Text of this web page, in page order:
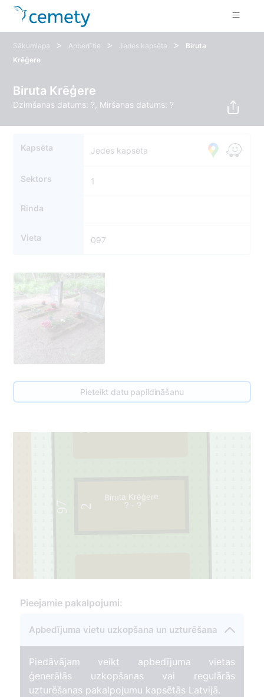
Sākumlapa > Apbedītie > Jedes kapsēta >
Biruta
Krēģere
Biruta Krēģere
Dzimšanas datums: ?, Miršanas datums: ?
Kapsēta Jedes kapsēta
Sektors 1
Rinda
Vieta 097
Pieteikt datu papildināšanu
97 2
Biruta Krēģere
? - ?
Pieejamie pakalpojumi:
Apbedījuma vietu uzkopšana un uzturēšana
Piedāvājam veikt apbedījuma vietas
ģenerālās uzkopšanas vai regulārās
uzturēšanas pakalpojumu kapsētās Latvijā.